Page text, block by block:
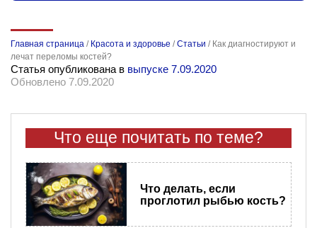
Главная страница / Красота и здоровье /Статьи / Как диагностируют и
лечат переломы костей?
Статья опубликована в выпуске 7.09.2020
Обновлено 7.09.2020
Что еще почитать по теме?
Что делать, если
проглотил рыбью кость?